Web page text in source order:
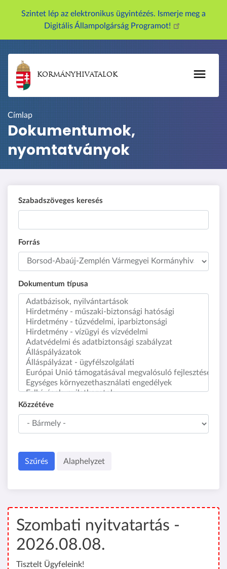
á
a
a
r
t
a
l
o
r
Szintet lép az elektronikus ügyintézés. Ismerje meg a
Digitális Állampolgárság Programot!
KORMÁNYHIVATALOK
Címlap
Dokumentumok,
nyomtatványok
Szabadszöveges keresés
Forrás
Dokumentum típusa
Közzétéve
Szűrés Alaphelyzet
Szombati nyitvatartás -
2026.08.08.
Tisztelt Ügyfeleink!